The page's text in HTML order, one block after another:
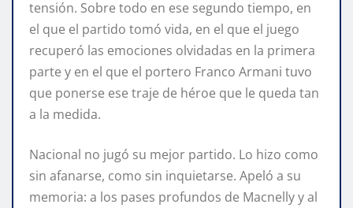
tensión. Sobre todo en ese segundo tiempo, en
el que el partido tomó vida, en el que el juego
recuperó las emociones olvidadas en la primera
parte y en el que el portero Franco Armani tuvo
que ponerse ese traje de héroe que le queda tan
a la medida.
Nacional no jugó su mejor partido. Lo hizo como
sin afanarse, como sin inquietarse. Apeló a su
memoria: a los pases profundos de Macnelly y al